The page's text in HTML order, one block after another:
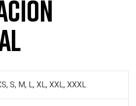
S, M, L, XL, XXL, XXXL